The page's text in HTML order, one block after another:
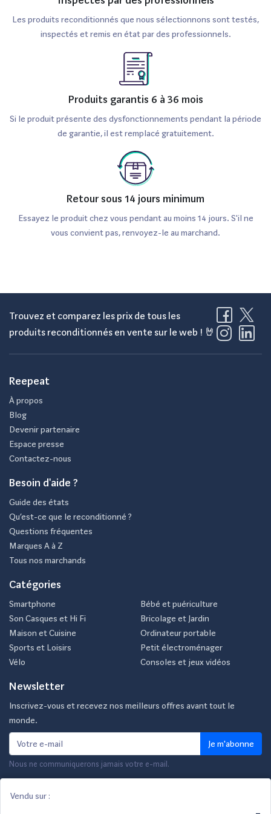
Vendu sur :
Les produits reconditionnés que nous sélectionnons sont testés,
inspectés et remis en état par des professionnels.
Produits garantis 6 à 36 mois
Si le produit présente des dysfonctionnements pendant la période
de garantie, il est remplacé gratuitement.
Retour sous 14 jours minimum
Essayez le produit chez vous pendant au moins 14 jours. S'il ne
vous convient pas, renvoyez-le au marchand.
Trouvez et comparez les prix de tous les
produits reconditionnés en vente sur le web ! 🤘
Reepeat
À propos
Blog
Devenir partenaire
Espace presse
Contactez-nous
Besoin d'aide ?
Guide des états
Qu’est-ce que le reconditionné ?
Questions fréquentes
Marques A à Z
Tous nos marchands
Catégories
Smartphone
Son Casques et Hi Fi
Maison et Cuisine
Sports et Loisirs
Vélo
Bébé et puériculture
Bricolage et Jardin
Ordinateur portable
Petit électroménager
Consoles et jeux vidéos
Newsletter
Inscrivez-vous et recevez nos meilleurs offres avant tout le
monde.
Je m'abonne
Nous ne communiquerons jamais votre e-mail.